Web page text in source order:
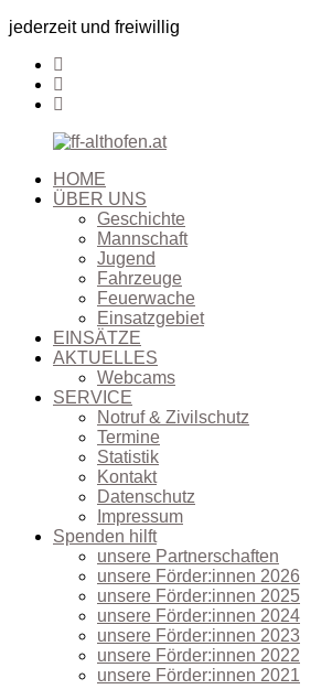
jederzeit und freiwillig
HOME
ÜBER UNS
Geschichte
Mannschaft
Jugend
Fahrzeuge
Feuerwache
Einsatzgebiet
EINSÄTZE
AKTUELLES
Webcams
SERVICE
Notruf & Zivilschutz
Termine
Statistik
Kontakt
Datenschutz
Impressum
Spenden hilft
unsere Partnerschaften
unsere Förder:innen 2026
unsere Förder:innen 2025
unsere Förder:innen 2024
unsere Förder:innen 2023
unsere Förder:innen 2022
unsere Förder:innen 2021